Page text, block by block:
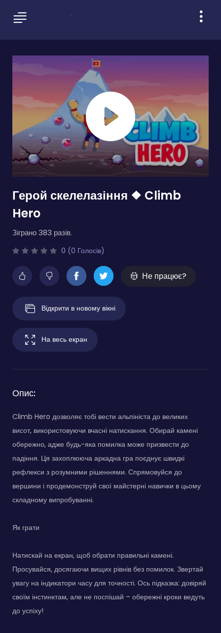
Герой скелелазіння ❖ Climb
Hero
Зіграно 383 разів.
0 (0 Голосів)
Не працює?
Відкрити в новому вікні
На весь екран
Опис:
Climb Hero дозволяє тобі вести альпініста до великих
висот, використовуючи вчасні натискання. Обирай камені
обережно, адже будь-яка помилка може призвести до
падіння. Ця захоплююча аркадна гра поєднує швидкі
рефлекси з розумними рішеннями. Спрямовуйся до
вершини і продемонструй свої майстерні навички в цьому
складному випробуванні.
Як грати
Натискай на екран, щоб обрати правильні камені.
Просувайся, досягаючи вищих рівнів без помилок. Звертай
увагу на індикатори часу для точності. Ось підказка: довіряй
своїм інстинктам, але не поспішай – обережні кроки ведуть
до успіху!